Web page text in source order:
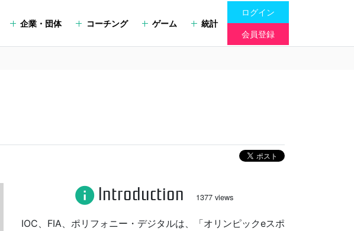
企業・団体 コーチング ゲーム 統計
ログイン
会員登録
info Introduction 1377 views
IOC、FIA、ポリフォニー・デジタルは、「オリンピックeスポ